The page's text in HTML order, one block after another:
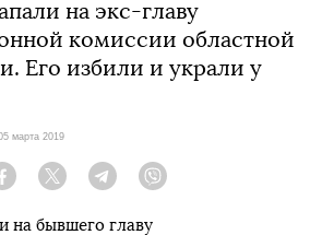
на экс-главу
комиссии областной
Его избили и украли у
марта 2019
Facebook Twitter Telegram
на бывшего главу